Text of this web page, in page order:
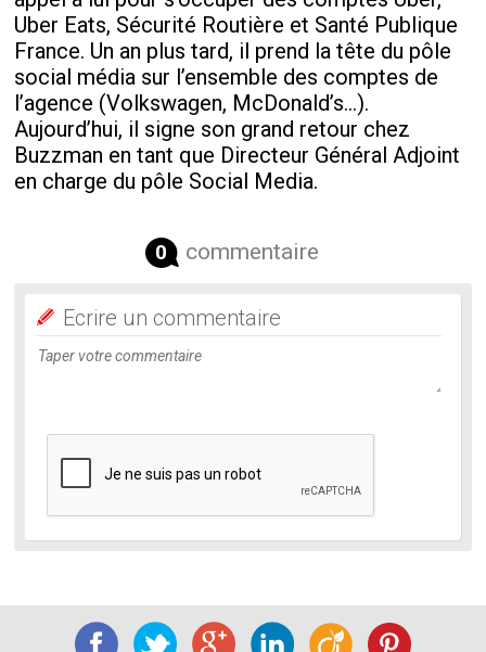
Uber Eats, Sécurité Routière et Santé Publique
France. Un an plus tard, il prend la tête du pôle
social média sur l’ensemble des comptes de
l’agence (Volkswagen, McDonald’s…).
Aujourd’hui, il signe son grand retour chez
Buzzman en tant que Directeur Général Adjoint
en charge du pôle Social Media.
0 commentaire
Ecrire un commentaire